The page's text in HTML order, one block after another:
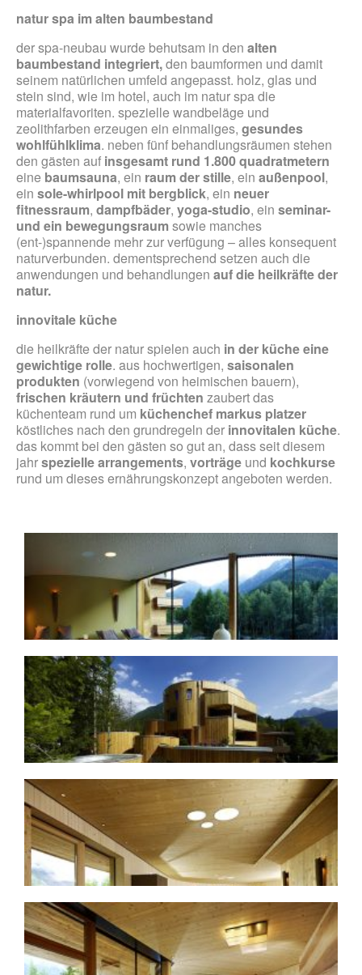
natur spa im alten baumbestand
der spa-neubau wurde behutsam in den alten
baumbestand integriert,den baumformen und damit
seinem natürlichen umfeld angepasst. holz, glas und
stein sind, wie im hotel, auch im natur spa die
materialfavoriten. spezielle wandbeläge und
zeolithfarben erzeugen ein einmaliges, gesundes
wohlfühlklima. neben fünf behandlungsräumen stehen
den gästen auf insgesamt rund 1.800 quadratmetern
eine baumsauna, ein raum der stille, ein außenpool,
ein sole-whirlpool mit bergblick, ein neuer
fitnessraum, dampfbäder, yoga-studio, ein seminar-
und ein bewegungsraum sowie manches
(ent-)spannende mehr zur verfügung – alles konsequent
naturverbunden. dementsprechend setzen auch die
anwendungen und behandlungen auf die heilkräfte der
natur.
innovitale küche
die heilkräfte der natur spielen auch in der küche eine
gewichtige rolle. aus hochwertigen, saisonalen
produkten (vorwiegend von heimischen bauern),
frischen kräutern und früchten zaubert das
küchenteam rund um küchenchef markus platzer
köstliches nach den grundregeln der innovitalen küche.
das kommt bei den gästen so gut an, dass seit diesem
jahrspezielle arrangements, vorträge und kochkurse
rund um dieses ernährungskonzept angeboten werden.